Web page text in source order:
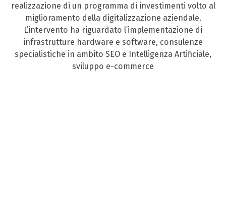
realizzazione di un programma di investimenti volto al
miglioramento della digitalizzazione aziendale.
L’intervento ha riguardato l’implementazione di
infrastrutture hardware e software, consulenze
specialistiche in ambito SEO e Intelligenza Artificiale,
sviluppo e-commerce